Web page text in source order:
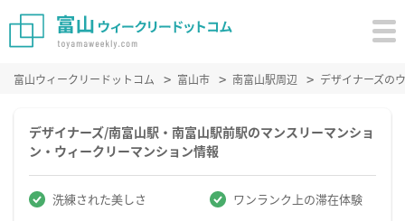
富山ウィークリードットコム 富山市 南富山駅周辺 デザイナーズの
デザイナーズ/南富山駅・南富山駅前駅のマンスリーマンショ
ン・ウィークリーマンション情報
洗練された美しさ ワンランク上の滞在体験